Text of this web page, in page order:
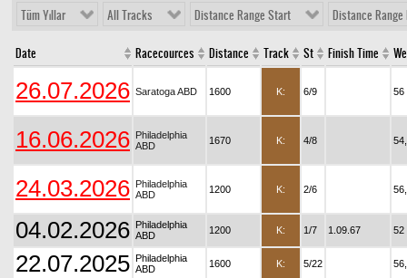
Tüm Yıllar All Tracks Distance Range Start Distance Range
Date Racecources Distance Track St Finish Time
26.07.2026 Saratoga ABD 1600 K: 6/9 56
16.06.2026 Philadelphia
ABD
1670 K: 4/8
24.03.2026 Philadelphia
ABD
1200 K: 2/6
04.02.2026 Philadelphia
ABD
1200 K: 1/7 1.09.67 52
22.07.2025 Philadelphia
ABD
1600 K: 5/22